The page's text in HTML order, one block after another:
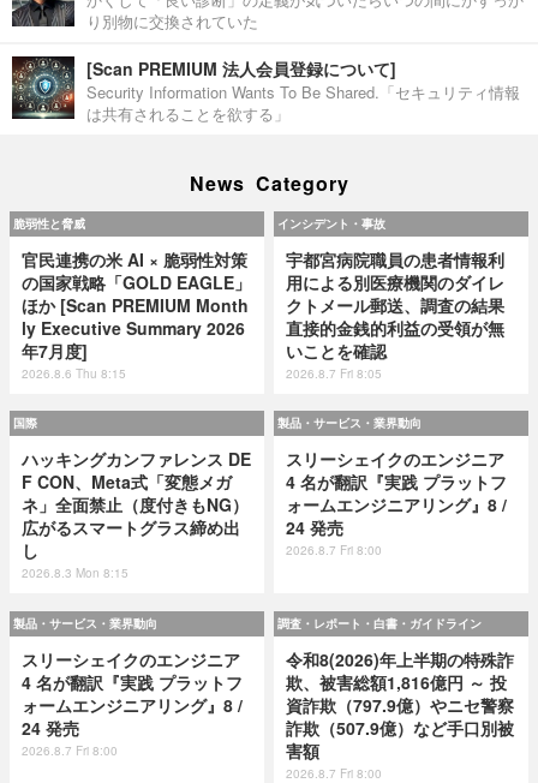
り別物に交換されていた
[Scan PREMIUM 法人会員登録について]
Security Information Wants To Be Shared.「セキュリティ情報
は共有されることを欲する」
News Category
脆弱性と脅威
官民連携の米 AI × 脆弱性対策
の国家戦略「GOLD EAGLE」
ほか [Scan PREMIUM Month
ly Executive Summary 2026
年7月度]
2026.8.6 Thu 8:15
インシデント・事故
宇都宮病院職員の患者情報利
用による別医療機関のダイレ
クトメール郵送、調査の結果
直接的金銭的利益の受領が無
いことを確認
2026.8.7 Fri 8:05
国際
ハッキングカンファレンス DE
F CON、Meta式「変態メガ
ネ」全面禁止（度付きもNG）
広がるスマートグラス締め出
し
2026.8.3 Mon 8:15
製品・サービス・業界動向
スリーシェイクのエンジニア
4 名が翻訳『実践 プラットフ
ォームエンジニアリング』8 /
24 発売
2026.8.7 Fri 8:00
製品・サービス・業界動向
スリーシェイクのエンジニア
4 名が翻訳『実践 プラットフ
ォームエンジニアリング』8 /
24 発売
2026.8.7 Fri 8:00
調査・レポート・白書・ガイドライン
令和8(2026)年上半期の特殊詐
欺、被害総額1,816億円 ～ 投
資詐欺（797.9億）やニセ警察
詐欺（507.9億）など手口別被
害額
2026.8.7 Fri 8:00